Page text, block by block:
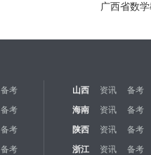
广西省数
备考 山西 资讯 备考
备考 海南 资讯 备考
备考 陕西 资讯 备考
备考 浙江 资讯 备考